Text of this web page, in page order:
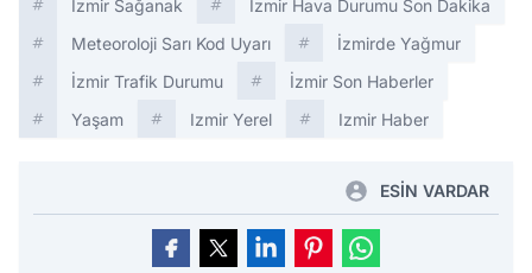
İzmir Sağanak
İzmir Hava Durumu Son Dakika
Meteoroloji Sarı Kod Uyarı
İzmirde Yağmur
İzmir Trafik Durumu
İzmir Son Haberler
Yaşam
Izmir Yerel Izmir Haber
ESİN VARDAR